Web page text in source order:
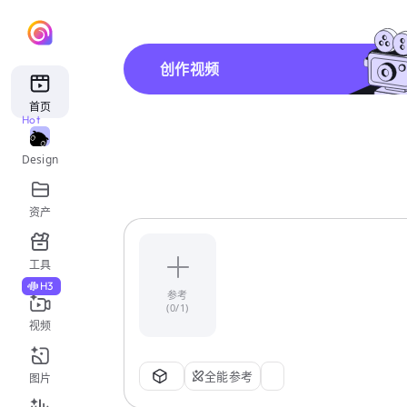
首页
Design
Hot
资产
工具
视频
H3
图片
创作视频
参考
(0/1)
全能参考